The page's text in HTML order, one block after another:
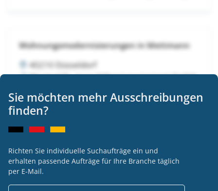
Wohnungsmodernisierungen in Mettmann
40210 Düsseldorf
Wentzel Dr. Immobilienmanagement GmbH
Ausschreibung nicht länger verfügbar
Wohnungsmodernisierungen in Mettmann
40210 Düsseldorf
Wentzel Dr. Immobilienmanagement GmbH
Sie möchten mehr Ausschreibungen
finden?
Richten Sie individuelle Suchaufträge ein und
erhalten passende Aufträge für Ihre Branche täglich
per E-Mail.